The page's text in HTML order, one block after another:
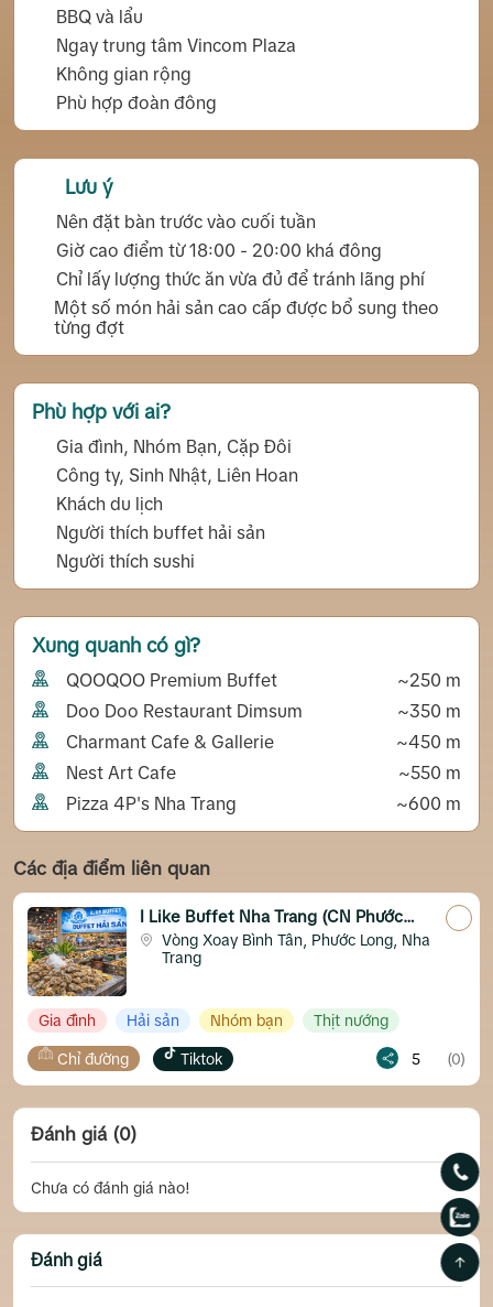
BBQ và lẩu
Ngay trung tâm Vincom Plaza
Không gian rộng
Phù hợp đoàn đông
Lưu ý
Nên đặt bàn trước vào cuối tuần
Giờ cao điểm từ 18:00 - 20:00 khá đông
Chỉ lấy lượng thức ăn vừa đủ để tránh lãng phí
Một số món hải sản cao cấp được bổ sung theo
từng đợt
Phù hợp với ai?
Gia đình, Nhóm Bạn, Cặp Đôi
Công ty, Sinh Nhật, Liên Hoan
Khách du lịch
Người thích buffet hải sản
Người thích sushi
Xung quanh có gì?
QOOQOO Premium Buffet
~250 m
Doo Doo Restaurant Dimsum
~350 m
Charmant Cafe & Gallerie
~450 m
Nest Art Cafe
~550 m
Pizza 4P's Nha Trang
~600 m
Các địa điểm liên quan
I Like Buffet Nha Trang (CN Phước
Long)Vòng Xoay Bình Tân, Phước Long, Nha
Trang
Gia đình Hải sản Nhóm bạn Thịt nướng
Chỉ đường Tiktok 5 (0)
Đánh giá (0)
Chưa có đánh giá nào!
Đánh giá